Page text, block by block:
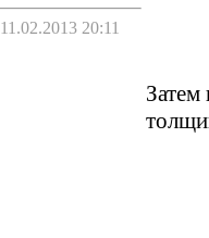
11.02.2013 20:11
Затем